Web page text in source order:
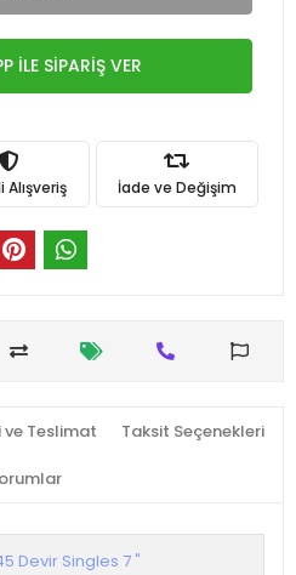
İLE SİPARİŞ VER
Alışveriş İade ve Değişim
Teslimat Taksit Seçenekleri
Devir Singles 7 "